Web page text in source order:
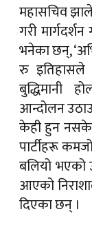
महासचिव
गरी
भनेका छन्,
रु
बुद्धिमानी
आन्दोलन
केही हुन
पार्टीहरू
बलियो भएको
आएको
दिएका छन् ।